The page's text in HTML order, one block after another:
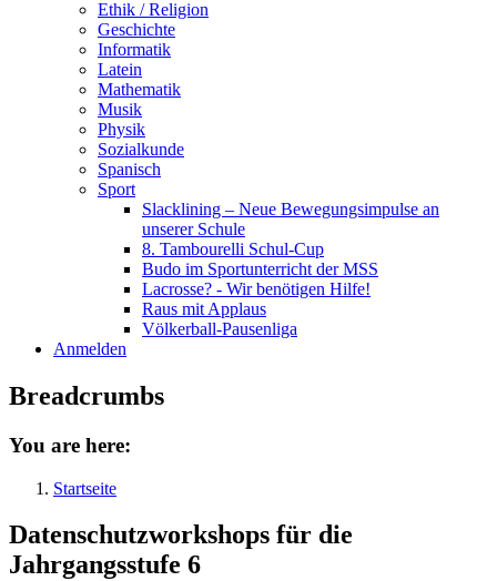
Ethik / Religion
Geschichte
Informatik
Latein
Mathematik
Musik
Physik
Sozialkunde
Spanisch
Sport
Slacklining – Neue Bewegungsimpulse an
unserer Schule
8. Tambourelli Schul-Cup
Budo im Sportunterricht der MSS
Lacrosse? - Wir benötigen Hilfe!
Raus mit Applaus
Völkerball-Pausenliga
Anmelden
Breadcrumbs
You are here:
Startseite
Datenschutzworkshops für die
Jahrgangsstufe 6